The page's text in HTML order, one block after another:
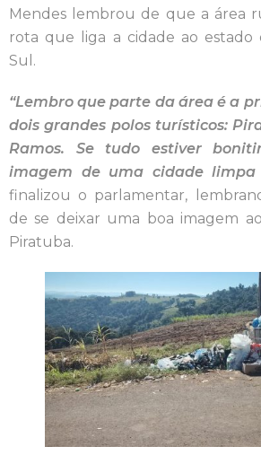
Mendes lembrou de que a área
rota que liga a cidade ao estado
Sul.
“Lembro que parte da área é a
dois grandes polos turísticos:
Ramos. Se tudo estiver
imagem de uma cidade limpa
finalizou o parlamentar,
de se deixar uma boa imagem
Piratuba.